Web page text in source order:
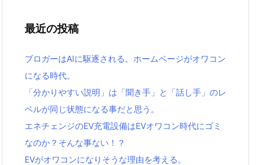
最近の投稿
ブロガーはAIに駆逐される。ホームページがオワコン
になる時代。
「分かりやすい説明」は「聞き手」と「話し手」のレ
ベルが同じ状態になる事だと思う。
エネチェンジのEV充電設備はEVオワコン時代にゴミ
なのか？そんな事ない！？
EVがオワコンになりそうな理由を考える。